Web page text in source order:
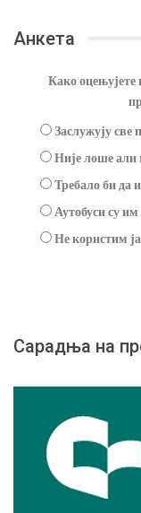
Анкета
Како оцењујете
Заслужују све
Није лоше али
Требало би да
Аутобуси су
Не користим
Сарадња на